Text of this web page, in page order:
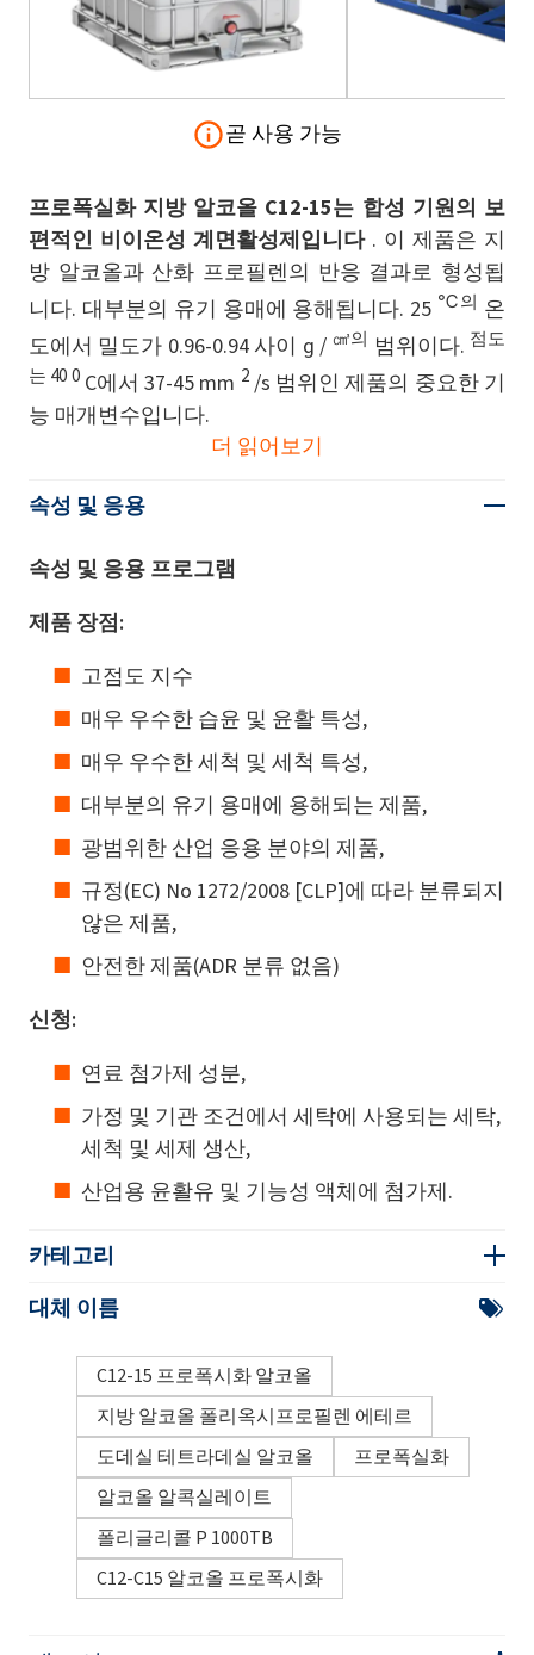
곧 사용 가능
프로폭실화 지방 알코올 C12-15는 합성 기원의 보
편적인 비이온성 계면활성제입니다. 이 제품은 지
방 알코올과 산화 프로필렌의 반응 결과로 형성됩
니다. 대부분의 유기 용매에 용해됩니다. 25 ℃의 온
도에서 밀도가 0.96-0.94 사이 g / ㎤의 범위이다. 점도
는 40 0C에서 37-45 mm 2/s 범위인 제품의 중요한 기
능 매개변수입니다.
더 읽어보기
속성 및 응용
속성 및 응용 프로그램
제품 장점:
고점도 지수
매우 우수한 습윤 및 윤활 특성,
매우 우수한 세척 및 세척 특성,
대부분의 유기 용매에 용해되는 제품,
광범위한 산업 응용 분야의 제품,
규정(EC) No 1272/2008 [CLP]에 따라 분류되지
않은 제품,
안전한 제품(ADR 분류 없음)
신청:
연료 첨가제 성분,
가정 및 기관 조건에서 세탁에 사용되는 세탁,
세척 및 세제 생산,
산업용 윤활유 및 기능성 액체에 첨가제.
카테고리
대체 이름
C12-15 프로폭시화 알코올
지방 알코올 폴리옥시프로필렌 에테르
도데실 테트라데실 알코올
프로폭실화
알코올 알콕실레이트
폴리글리콜 P 1000TB
C12-C15 알코올 프로폭시화